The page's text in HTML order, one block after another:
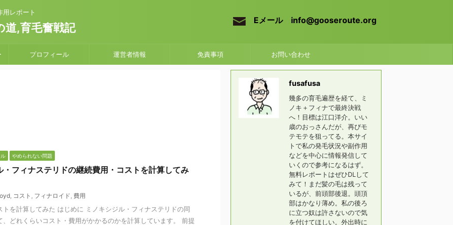
用レポート
道,育毛奮戦記
Eメール info@gooseroute.org
プロフィール 運営者情報 免責事項 お問い合わせ
やめられない問題
・フィナステリドの継続費用・コストを計算してみ
, コスト , フィナロイド, 費用
トを計算してみた はじめに ミノキシジル・フィナステリドの同
、どれくらいコスト・費用がかかるのかを計算しています。 前提
fusafusa
幾多の育毛遍歴を経て、ミ
ノキ＋フィナで最終決戦
へ！目標は江口洋介。いい
歳のおっさんだが、再びモ
テモテを狙ってる。本サイ
トで私の発毛状況や副作用
などを中心に情報発信して
いくので参考になるはず。
無料レポートはぜひDLして
みて！まだ髪の毛は残って
いるが、前頭部後退。頭頂
部はかなり薄め。私の後ろ
に立つ奴は許さないので気
を付けてほしい。外出時に